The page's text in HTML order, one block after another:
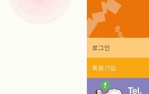
로그인
회원가입